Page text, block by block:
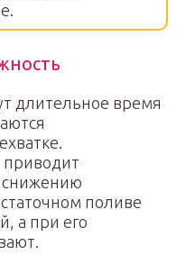
длительное время
снижению
поливе
а при его